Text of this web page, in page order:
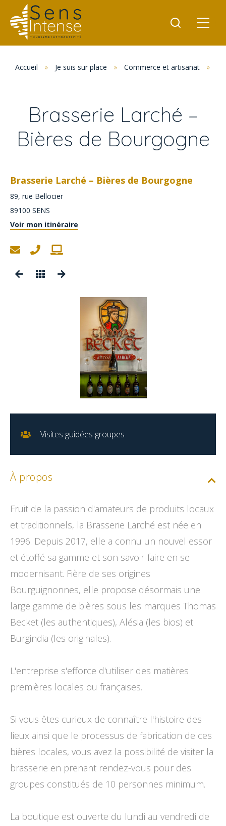
Accueil » Je suis sur place » Commerce et artisanat »
Brasserie Larché –
Bières de Bourgogne
Brasserie Larché – Bières de Bourgogne
89, rue Bellocier
89100 SENS
Voir mon itinéraire
Visites guidées groupes
À propos
Fruit de la passion d'amateurs de produits locaux
et traditionnels, la Brasserie Larché est née en
1996. Depuis 2017, elle a connu un nouvel essor
et étoffé sa gamme et son savoir-faire en se
modernisant. Fière de ses origines
Bourguignonnes, elle propose désormais une
large gamme de bières sous les marques Thomas
Becket (les authentiques), Alésia (les bios) et
Burgindia (les originales).
L'entreprise s'efforce d'utiliser des matières
premières locales ou françaises.
Si vous êtes curieux de connaître l'histoire des
lieux ainsi que le processus de fabrication de ces
bières locales, vous avez la possibilité de visiter la
brasserie en prenant rendez-vous pour des
groupes constitués de 10 personnes minimum.
La boutique est ouverte du lundi au vendredi de